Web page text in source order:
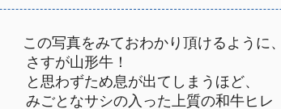
この写真をみておわかり頂けるように、
さすが山形牛！
と思わずため息が出てしまうほど、
みごとなサシの入った上質の和牛ヒレ